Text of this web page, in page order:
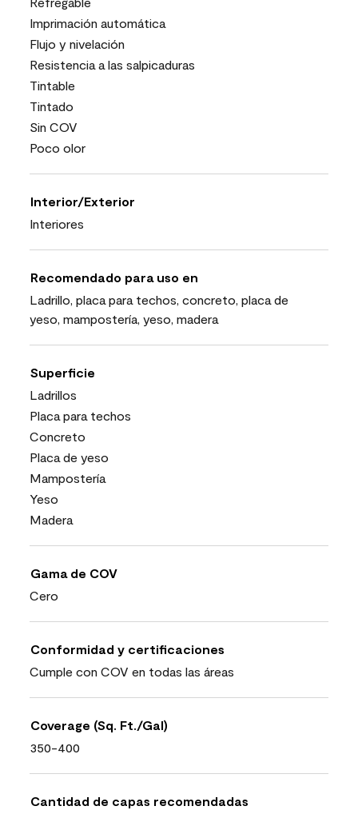
Imprimación automática
Flujo y nivelación
Resistencia a las salpicaduras
Tintable
Tintado
Sin COV
Poco olor
Interior/Exterior
Interiores
Recomendado para uso en
Ladrillo, placa para techos, concreto, placa de
yeso, mampostería, yeso, madera
Superficie
Ladrillos
Placa para techos
Concreto
Placa de yeso
Mampostería
Yeso
Madera
Gama de COV
Cero
Conformidad y certificaciones
Cumple con COV en todas las áreas
Coverage (Sq. Ft./Gal)
350-400
Cantidad de capas recomendadas